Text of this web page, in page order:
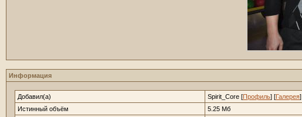
Информация
Добавил(а) Spirit_Core [Профиль] [Галерея]
Истинный объём
5.25 Мб